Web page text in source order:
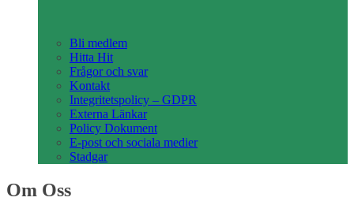
Bli medlem
Hitta Hit
Frågor och svar
Kontakt
Integritetspolicy – GDPR
Externa Länkar
Policy Dokument
E-post och sociala medier
Stadgar
Om Oss